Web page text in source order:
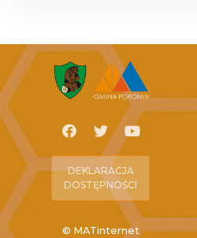
DEKLARACJA
DOSTĘPNOŚCI
© MATinternet